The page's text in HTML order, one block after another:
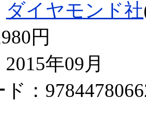
ダイヤモンド社
円
年09月
：